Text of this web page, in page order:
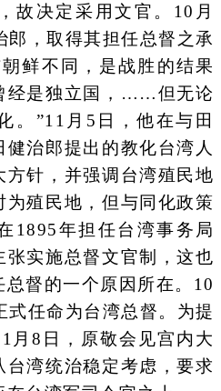
故决定采用文官。10月
郎，取得其担任总督之承
鲜不同，是战胜的结果
经是独立国，……但无论
。”11月5日，他在与田
治郎提出的教化台湾人
针，并强调台湾殖民地
为殖民地，但与同化政策
1895年担任台湾事务局
实施总督文官制，这也
督的一个原因所在。10
式任命为台湾总督。为提
月8日，原敬会见宫内大
湾统治稳定考虑，要求